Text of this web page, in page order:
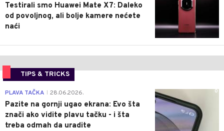
Testirali smo Huawei Mate X7: Daleko
od povoljnog, ali bolje kamere nećete
naći
TIPS & TRICKS
0
PLAVA TAČKA 28.06.2026.
Pazite na gornji ugao ekrana: Evo šta
znači ako vidite plavu tačku - i šta
treba odmah da uradite